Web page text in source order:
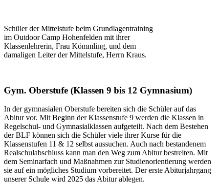
Schüler der Mittelstufe beim Grundlagentraining
im Outdoor Camp Hohenfelden mit ihrer
Klassenlehrerin, Frau Kömmling, und dem
damaligen Leiter der Mittelstufe, Herrn Kraus.
Gym. Oberstufe (Klassen 9 bis 12 Gymnasium)
In der gymnasialen Oberstufe bereiten sich die Schüler auf das
Abitur vor. Mit Beginn der Klassenstufe 9 werden die Klassen in
Regelschul- und Gymnasialklassen aufgeteilt. Nach dem Bestehen
der BLF können sich die Schüler viele ihrer Kurse für die
Klassenstufen 11 & 12 selbst aussuchen. Auch nach bestandenem
Realschulabschluss kann man den Weg zum Abitur bestreiten. Mit
dem Seminarfach und Maßnahmen zur Studienorientierung werden
sie auf ein mögliches Studium vorbereitet. Der erste Abiturjahrgang
unserer Schule wird 2025 das Abitur ablegen.